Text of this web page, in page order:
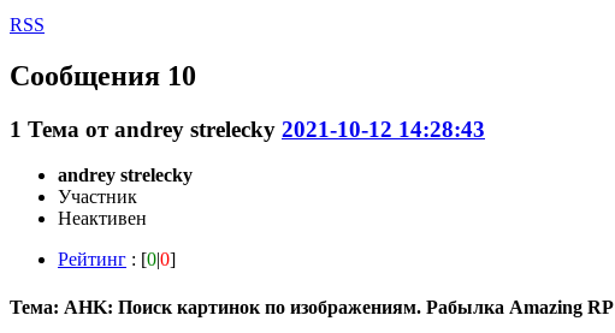
RSS
Сообщения 10
1 Тема отandrey strelecky 2021-10-12 14:28:43
andrey strelecky
Участник
Неактивен
Рейтинг : [0|0]
Тема: AHK: Поиск картинок по изображениям. Рабылка Amazing RP